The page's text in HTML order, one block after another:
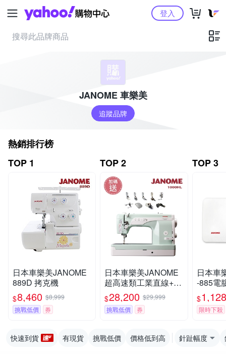
Yahoo購物中心登入
JANOME 車樂美
追蹤品牌
熱銷排行榜
TOP 1
日本車樂美JANOME
889D 拷克機
$8,460 $8,999
挑戰低價
券
TOP 2
日本車樂美JANOME
超高速類工業直線+拼
布專用複合機1000HL
加送壓布腳(加碼送)
$28,200 $29,999
挑戰低價
券
TOP 3
日本車
-885電
助桌板
$1,128
限時下殺
快速到貨 有現貨 挑戰低價 價格低到高 針趾幅度